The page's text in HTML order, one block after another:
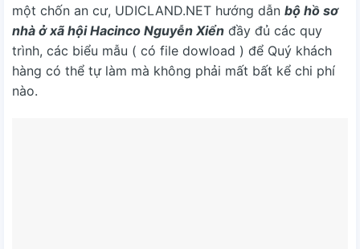
một chốn an cư, UDICLAND.NET hướng dẫn bộ hồ sơ
nhà ở xã hội Hacinco Nguyễn Xiển đầy đủ các quy
trình, các biểu mẫu ( có file dowload ) để Quý khách
hàng có thể tự làm mà không phải mất bất kể chi phí
nào.